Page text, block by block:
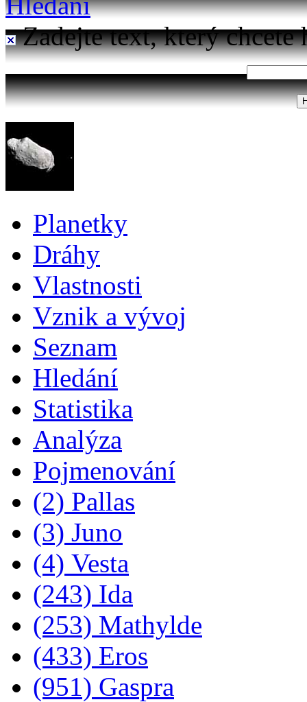
Zadejte text, který chcete
Planetky
Dráhy
Vlastnosti
Vznik a vývoj
Seznam
Hledání
Statistika
Analýza
Pojmenování
(2) Pallas
(3) Juno
(4) Vesta
(243) Ida
(253) Mathylde
(433) Eros
(951) Gaspra